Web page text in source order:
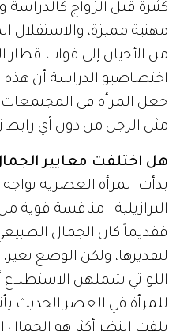
كثيرة قبل الزواج
مهنية مميزة، والاستقلال
من الأحيان إلى فوات قطار
اختصاصيو الدراسة أن
جعل المرأة في
مثل الرجل من دون أي رابط
هل اختلفت معايير
بدأت المرأة العصرية
البرازيلية - منافسة قوية
فقديماً كان الجمال
اللواتي شملهن
للمرأة في العصر الحديث